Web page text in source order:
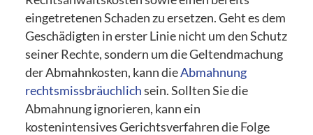
eingetretenen Schaden zu ersetzen. Geht es dem
Geschädigten in erster Linie nicht um den Schutz
seiner Rechte, sondern um die Geltendmachung
der Abmahnkosten, kann dieAbmahnung
rechtsmissbräuchlichsein. Sollten Sie die
Abmahnung ignorieren, kann ein
kostenintensives Gerichtsverfahren die Folge